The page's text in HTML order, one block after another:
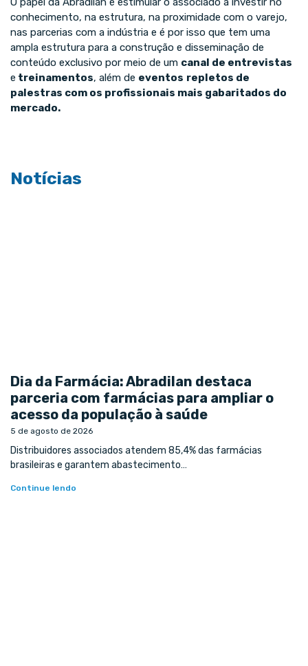
conhecimento, na estrutura, na proximidade com o varejo,
nas parcerias com a indústria e é por isso que tem uma
ampla estrutura para a construção e disseminação de
conteúdo exclusivo por meio de um canal de entrevistas
e treinamentos, além de eventos repletos de
palestras com os profissionais mais gabaritados do
mercado.
Notícias
Dia da Farmácia: Abradilan destaca
parceria com farmácias para ampliar o
acesso da população à saúde
5 de agosto de 2026
Distribuidores associados atendem 85,4% das farmácias
brasileiras e garantem abastecimento…
Continue lendo